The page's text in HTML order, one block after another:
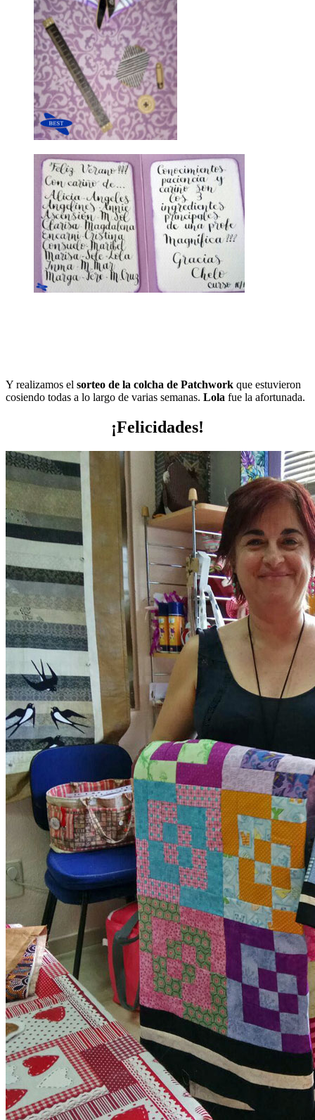
Y realizamos el sorteo de la colcha de Patchwork que estuvieron
cosiendo todas a lo largo de varias semanas. Lola fue la afortunada.
¡Felicidades!